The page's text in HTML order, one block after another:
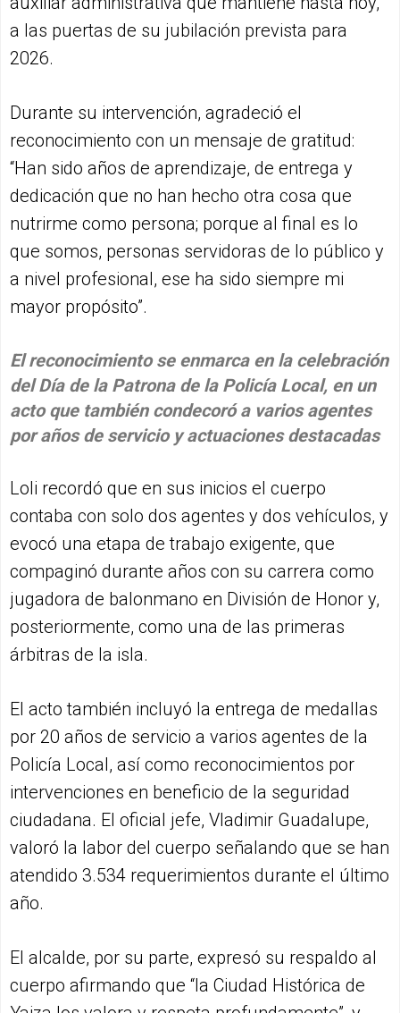
a las puertas de su jubilación prevista para
2026.
Durante su intervención, agradeció el
reconocimiento con un mensaje de gratitud:
“Han sido años de aprendizaje, de entrega y
dedicación que no han hecho otra cosa que
nutrirme como persona; porque al final es lo
que somos, personas servidoras de lo público y
a nivel profesional, ese ha sido siempre mi
mayor propósito”.
El reconocimiento se enmarca en la celebración
del Día de la Patrona de la Policía Local, en un
acto que también condecoró a varios agentes
por años de servicio y actuaciones destacadas
Loli recordó que en sus inicios el cuerpo
contaba con solo dos agentes y dos vehículos, y
evocó una etapa de trabajo exigente, que
compaginó durante años con su carrera como
jugadora de balonmano en División de Honor y,
posteriormente, como una de las primeras
árbitras de la isla.
El acto también incluyó la entrega de medallas
por 20 años de servicio a varios agentes de la
Policía Local, así como reconocimientos por
intervenciones en beneficio de la seguridad
ciudadana. El oficial jefe, Vladimir Guadalupe,
valoró la labor del cuerpo señalando que se han
atendido 3.534 requerimientos durante el último
año.
El alcalde, por su parte, expresó su respaldo al
cuerpo afirmando que “la Ciudad Histórica de